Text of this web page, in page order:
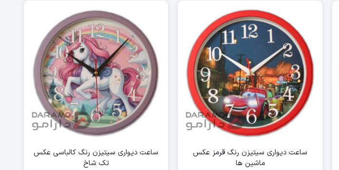
ساعت دیواری سیتیزن رنگ قرمز عکس
ماشین ها
ساعت دیواری سیتیزن رنگ کالباسی عکس
تک شاخ